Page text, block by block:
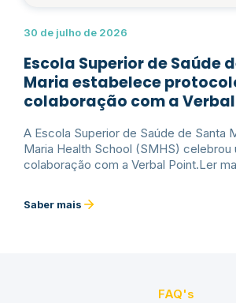
30 de julho de 2026
Escola Superior de Saúde
Maria estabelece
colaboração com a
A Escola Superior de Saúde de Santa
Maria Health School (SMHS)
colaboração com a Verbal Point.Ler
Saber mais
FAQ's